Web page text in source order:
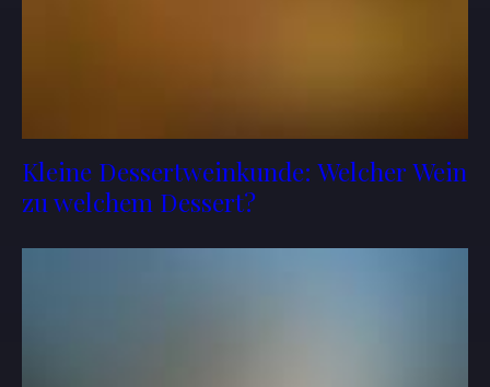
Kleine Dessertweinkunde: Welcher Wein
zu welchem Dessert?